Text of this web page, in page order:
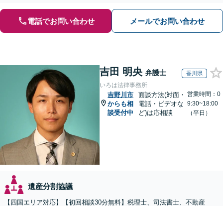
電話でお問い合わせ メールでお問い合わせ
吉田 明央 弁護士 香川県
いろは法律事務所
吉野川市
からも相
談受付中
面談方法(対面・
電話・ビデオな
ど)は応相談
営業時間：0
9:30~18:00
（平日）
遺産分割協議
【四国エリア対応】【初回相談30分無料】税理士、司法書士、不動産